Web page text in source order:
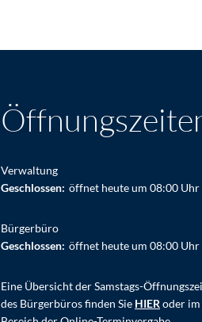
Verwaltung
Klicken, um weitere Öffnungs- oder
Geschlossen: öffnet heute um 08:00 Uhr
Bürgerbüro
Klicken, um weitere Öffnungs- oder
Geschlossen: öffnet heute um 08:00 Uhr
Eine Übersicht der Samstags-
des Bürgerbüros finden Sie HIER oder im